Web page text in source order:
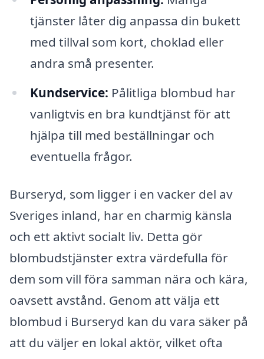
tjänster låter dig anpassa din bukett
med tillval som kort, choklad eller
andra små presenter.
Kundservice: Pålitliga blombud har
vanligtvis en bra kundtjänst för att
hjälpa till med beställningar och
eventuella frågor.
Burseryd, som ligger i en vacker del av
Sveriges inland, har en charmig känsla
och ett aktivt socialt liv. Detta gör
blombudstjänster extra värdefulla för
dem som vill föra samman nära och kära,
oavsett avstånd. Genom att välja ett
blombud i Burseryd kan du vara säker på
att du väljer en lokal aktör, vilket ofta